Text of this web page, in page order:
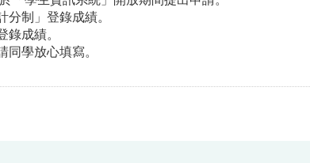
制」登錄成績。
成績。
學放心填寫。